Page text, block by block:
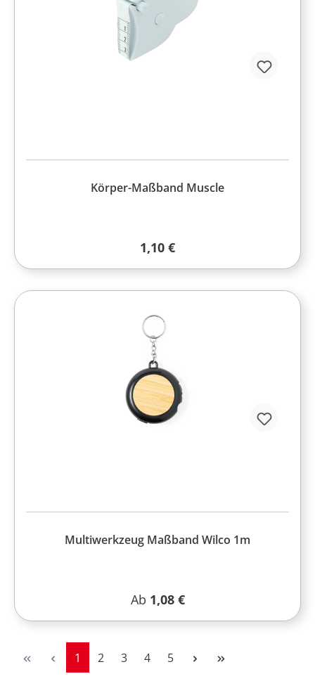
Körper-Maßband Muscle
Regulärer Preis:
1,10 €
Multiwerkzeug Maßband Wilco 1m
Regulärer Preis:
Ab 1,08 €
Seite
1 Seite
2 Seite
3 Seite
4 Seite
5